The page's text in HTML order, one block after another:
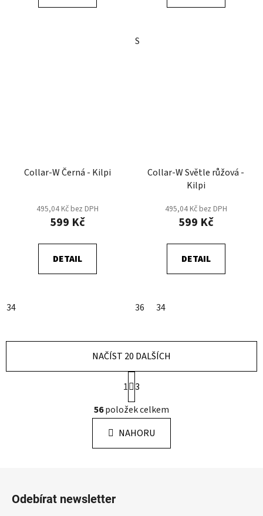
S
Collar-W Černá - Kilpi
495,04 Kč bez DPH
599 Kč
DETAIL
34
Collar-W Světle růžová -
Kilpi
495,04 Kč bez DPH
599 Kč
DETAIL
36 34
O
v
á
d
NAČÍST 20 DALŠÍCH
S
t
r
á
n
k
1 3
56položek celkem
NAHORU
Odebírat newsletter